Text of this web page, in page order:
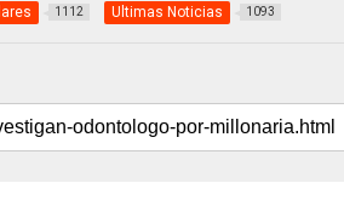
1112 Ultimas Noticias 1093